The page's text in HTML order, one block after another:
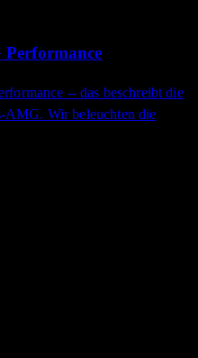
-- das beschreibt die
AMG. Wir beleuchten die